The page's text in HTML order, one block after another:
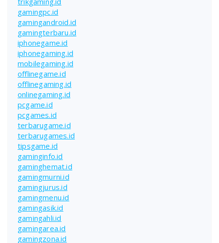
gamingpc.id
gamingandroid.id
gamingterbaru.id
iphonegame.id
iphonegaming.id
mobilegaming.id
offlinegame.id
offlinegaming.id
onlinegaming.id
pcgame.id
pcgames.id
terbarugame.id
terbarugames.id
tipsgame.id
gaminginfo.id
gaminghemat.id
gamingmurni.id
gamingjurus.id
gamingmenu.id
gamingasik.id
gamingahli.id
gamingarea.id
gamingzona.id